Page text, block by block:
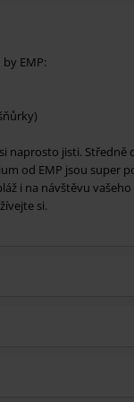
EMP:
naprosto jisti. Středně
od EMP jsou super
i na návštěvu
si.